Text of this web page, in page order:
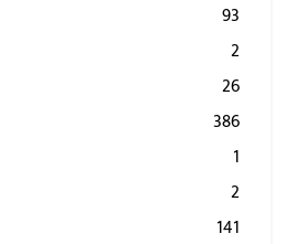
93
2
26
386
1
2
141